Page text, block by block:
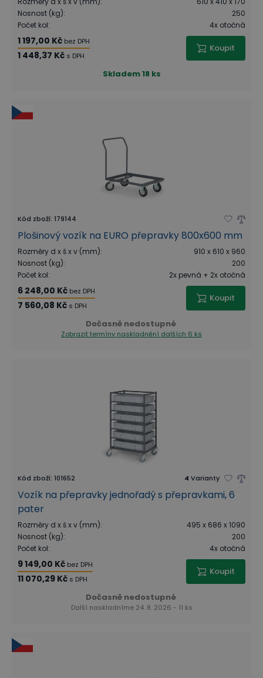
Nosnost (kg):
250
Počet kol: 4x otočná
1 197,00 Kč bez DPH
1 448,37 Kč s DPH
Koupit
Skladem18 ks
Kód zboží: 179144
Plošinový vozík na EURO přepravky 800x600 mm
Rozměry d x š x v (mm):
910 x 610 x 960
Nosnost (kg):
200
Počet kol: 2x pevná + 2x otočná
6 248,00 Kč bez DPH
7 560,08 Kč s DPH
Koupit
Dočasně nedostupné
Zobrazit termíny naskladnění dalších 6 ks
Kód zboží: 101652 4 Varianty
Vozík na přepravky jednořadý s přepravkami, 6
pater
Rozměry d x š x v (mm):
495 x 686 x 1090
Nosnost (kg):
200
Počet kol: 4x otočná
9 149,00 Kč bez DPH
11 070,29 Kč s DPH
Koupit
Dočasně nedostupné
Další naskladníme 24. 8. 2026 - 11 ks